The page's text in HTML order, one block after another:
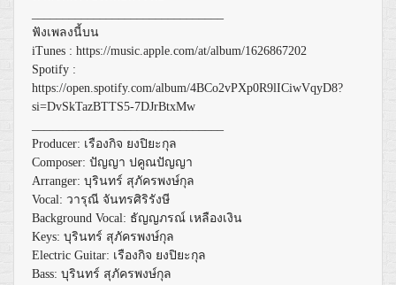
ฟังเพลงนี้บน
iTunes : https://music.apple.com/at/album/1626867202
Spotify :
https://open.spotify.com/album/4BCo2vPXp0R9lICiwVqyD8?
si=DvSkTazBTTS5-7DJrBtxMw
Producer: เรืองกิจ ยงปิยะกุล
Composer: ปัญญา ปคูณปัญญา
Arranger: บุรินทร์​ สุภัครพงษ์กุล
Vocal: วารุณี จันทรศิริรังษี
Background Vocal: ธัญญภรณ์ เหลืองเงิน
Keys: บุรินทร์​ สุภัครพงษ์กุล
Electric Guitar: เรืองกิจ ยงปิยะกุล
Bass: บุรินทร์​ สุภัครพงษ์กุล